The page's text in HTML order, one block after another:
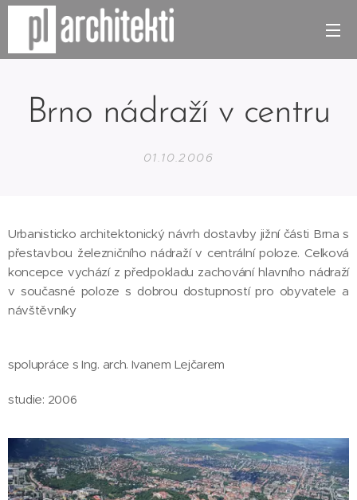
Brno nádraží v centru
01.10.2006
Urbanisticko architektonický návrh dostavby jižní části Brna s
přestavbou železničního nádraží v centrální poloze. Celková
koncepce vychází z předpokladu zachování hlavního nádraží
v současné poloze s dobrou dostupností pro obyvatele a
návštěvníky
spolupráce s Ing. arch. Ivanem Lejčarem
studie: 2006